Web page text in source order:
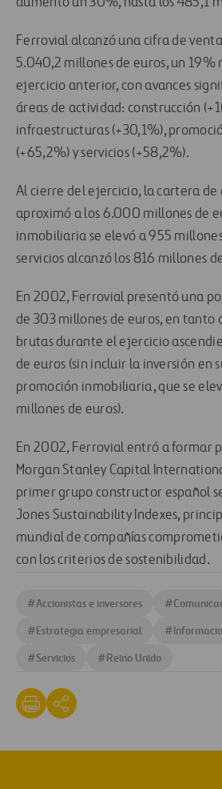
Ferrovial alcanzó una cifra de
5.040,2 millones de euros, un 19%
ejercicio anterior, con avances
áreas de actividad: construcción
infraestructuras (+30,1%),
(+65,2%) y servicios (+58,2%).
Al cierre del ejercicio, la cartera de
aproximó a los 6.000 millones de
inmobiliaria se elevó a 955
servicios alcanzó los 816 millones
En 2002, Ferrovial presentó una
de 303 millones de euros, en tanto
brutas durante el ejercicio
de euros (sin incluir la inversión en
promoción inmobiliaria, que se
millones de euros).
En 2002, Ferrovial entró a formar
Morgan Stanley Capital
primer grupo constructor español
Jones Sustainability Indexes,
mundial de compañías
con los criterios de sostenibilidad.
#Accionistas e inversores #
#Estrategia empresarial #
#Servicios #Reino Unido